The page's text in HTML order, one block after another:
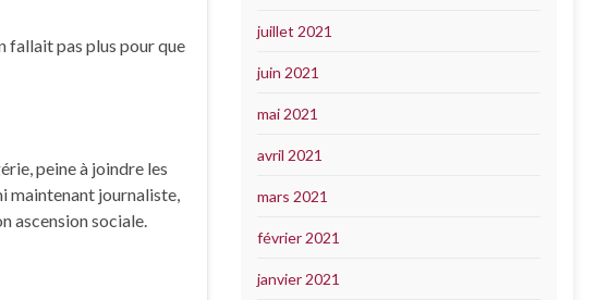
fallait pas plus pour que
peine à joindre les
maintenant journaliste,
ascension sociale.
juillet 2021
juin 2021
mai 2021
avril 2021
mars 2021
février 2021
janvier 2021